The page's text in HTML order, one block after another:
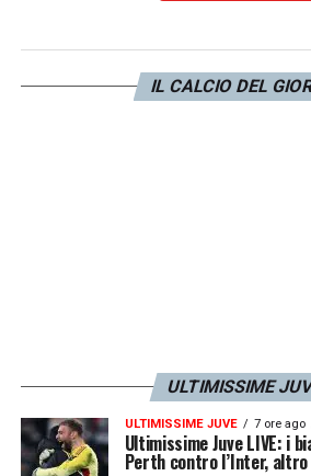
acquisti la prossima
competitivi ad alti livelli. Le
LA PLAYLIST DELLE
IL CALCIO DEL
ULTIMISSIME
ULTIMISSIME JUVE 7 ore ago
Ultimissime Juve LIVE: i
Perth contro l’Inter,